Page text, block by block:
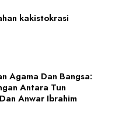
kakistokrasi
Agama Dan Bangsa:
Antara Tun
Anwar Ibrahim